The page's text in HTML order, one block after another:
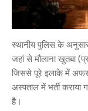
स्थानीय पुलिस के
जहां से मौलाना खुतबा
जिससे पूरे इलाके में
अस्पताल में भर्ती कराया
है।